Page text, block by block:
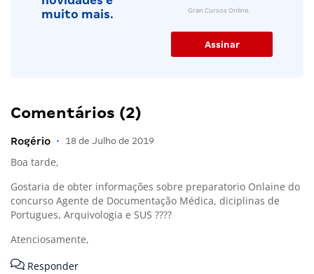
muito mais.
Gran Cursos Online.
Comentários (2)
Rogério • 18 de Julho de 2019
Boa tarde,
Gostaria de obter informações sobre preparatorio Onlaine do
concurso Agente de Documentação Médica, diciplinas de
Portugues, Arquivologia e SUS ????
Atenciosamente,
Responder